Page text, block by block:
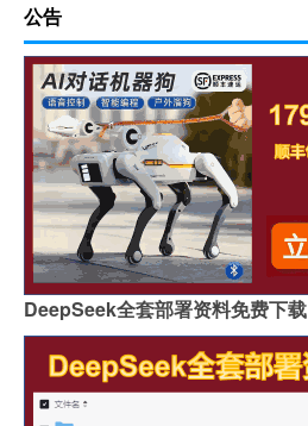
公告
DeepSeek全套部署资料免费下载